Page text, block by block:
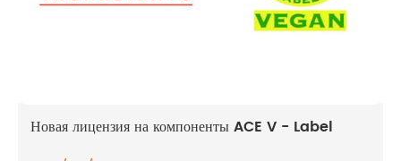
Новая лицензия на компоненты ACE V - Label